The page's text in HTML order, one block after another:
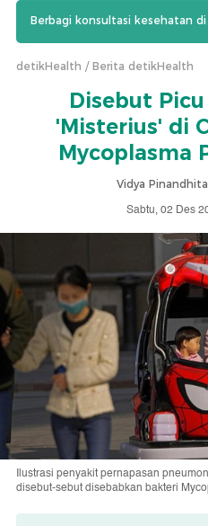
Berbagi konsultasi kesehatan di
detikHealth Berita detikHealth
Disebut
'Misterius' di
Mycoplasma
Vidya
Sabtu, 02 Des
Ilustrasi penyakit pernapasan
disebut-sebut disebabkan bakteri